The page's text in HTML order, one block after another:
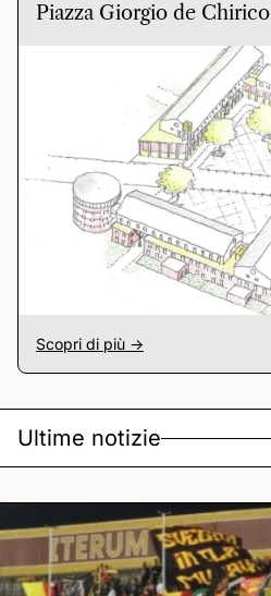
Piazza Giorgio de Chirico
Scopri di più ->
Ultime notizie